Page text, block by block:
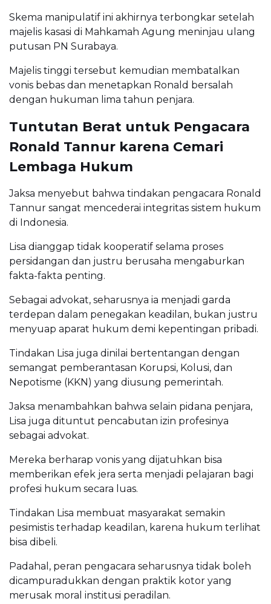
Skema manipulatif ini akhirnya terbongkar setelah
majelis kasasi di Mahkamah Agung meninjau ulang
putusan PN Surabaya.
Majelis tinggi tersebut kemudian membatalkan
vonis bebas dan menetapkan Ronald bersalah
dengan hukuman lima tahun penjara.
Tuntutan Berat untuk Pengacara
Ronald Tannur karena Cemari
Lembaga Hukum
Jaksa menyebut bahwa tindakan pengacara Ronald
Tannur sangat mencederai integritas sistem hukum
di Indonesia.
Lisa dianggap tidak kooperatif selama proses
persidangan dan justru berusaha mengaburkan
fakta-fakta penting.
Sebagai advokat, seharusnya ia menjadi garda
terdepan dalam penegakan keadilan, bukan justru
menyuap aparat hukum demi kepentingan pribadi.
Tindakan Lisa juga dinilai bertentangan dengan
semangat pemberantasan Korupsi, Kolusi, dan
Nepotisme (KKN) yang diusung pemerintah.
Jaksa menambahkan bahwa selain pidana penjara,
Lisa juga dituntut pencabutan izin profesinya
sebagai advokat.
Mereka berharap vonis yang dijatuhkan bisa
memberikan efek jera serta menjadi pelajaran bagi
profesi hukum secara luas.
Tindakan Lisa membuat masyarakat semakin
pesimistis terhadap keadilan, karena hukum terlihat
bisa dibeli.
Padahal, peran pengacara seharusnya tidak boleh
dicampuradukkan dengan praktik kotor yang
merusak moral institusi peradilan.